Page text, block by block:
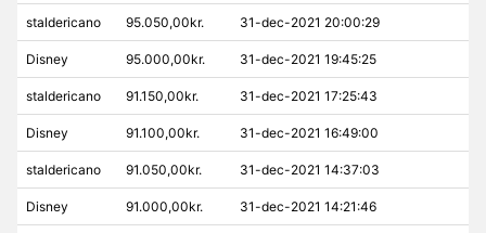
staldericano 95.050,00kr. 31-dec-2021 20:00:29
Disney 95.000,00kr. 31-dec-2021 19:45:25
staldericano 91.150,00kr. 31-dec-2021 17:25:43
Disney 91.100,00kr. 31-dec-2021 16:49:00
staldericano 91.050,00kr. 31-dec-2021 14:37:03
Disney 91.000,00kr. 31-dec-2021 14:21:46